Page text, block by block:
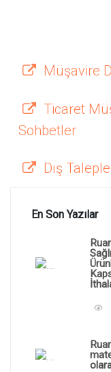
Müşavire
Ticaret
Sohbetler
Dış
En Son Yazılar